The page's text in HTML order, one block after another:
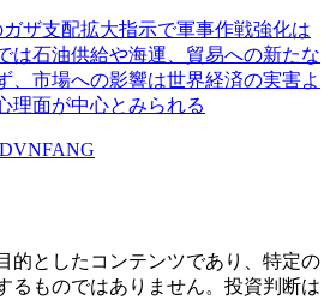
ザ支配拡大指示で軍事作戦強化は
は石油供給や海運、貿易への新たな
、市場への影響は世界経済の実害よ
理面が中心とみられる
DVNFANG
的としたコンテンツであり、特定の
るものではありません。投資判断は